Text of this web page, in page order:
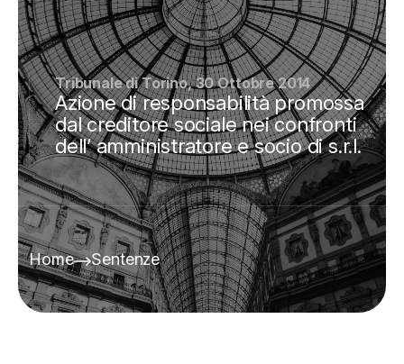
Tribunale di Torino, 30 Ottobre 2014
Azione di responsabilità promossa
dal creditore sociale nei confronti
dell’ amministratore e socio di s.r.l.
Home Sentenze